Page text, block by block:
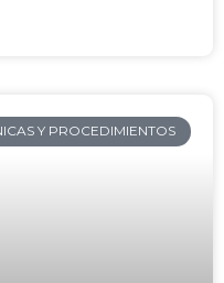
Y PROCEDIMIENTOS